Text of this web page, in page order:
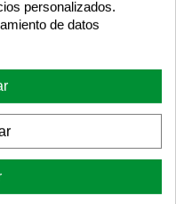
personalizados.
de datos